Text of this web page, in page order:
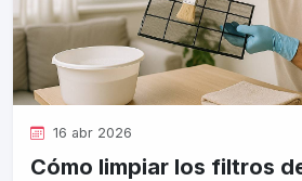
16 abr 2026
Cómo limpiar los filtros